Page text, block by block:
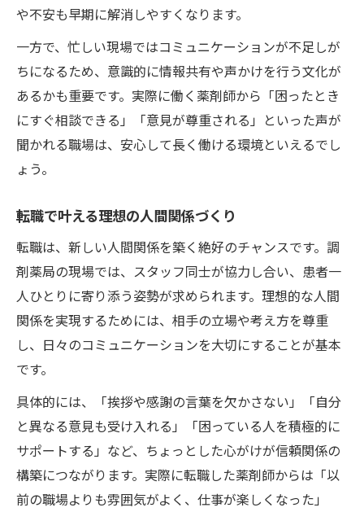
や不安も早期に解消しやすくなります。
一方で、忙しい現場ではコミュニケーションが不足しが
ちになるため、意識的に情報共有や声かけを行う文化が
あるかも重要です。実際に働く薬剤師から「困ったとき
にすぐ相談できる」「意見が尊重される」といった声が
聞かれる職場は、安心して長く働ける環境といえるでし
ょう。
転職で叶える理想の人間関係づくり
転職は、新しい人間関係を築く絶好のチャンスです。調
剤薬局の現場では、スタッフ同士が協力し合い、患者一
人ひとりに寄り添う姿勢が求められます。理想的な人間
関係を実現するためには、相手の立場や考え方を尊重
し、日々のコミュニケーションを大切にすることが基本
です。
具体的には、「挨拶や感謝の言葉を欠かさない」「自分
と異なる意見も受け入れる」「困っている人を積極的に
サポートする」など、ちょっとした心がけが信頼関係の
構築につながります。実際に転職した薬剤師からは「以
前の職場よりも雰囲気がよく、仕事が楽しくなった」